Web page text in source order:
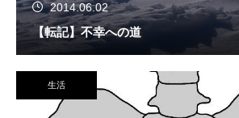
2014.06.02
【転記】不幸への道
生活